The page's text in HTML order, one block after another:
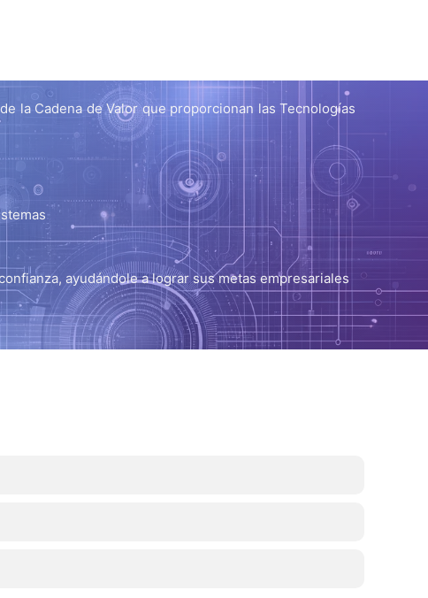
la Cadena de Valor que proporcionan las Tecnologías
ayudándole a lograr sus metas empresariales